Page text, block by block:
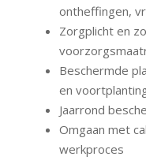
ontheffingen,
Zorgplicht en
Beschermde
en
Jaarrond
Omgaan met
werkproces